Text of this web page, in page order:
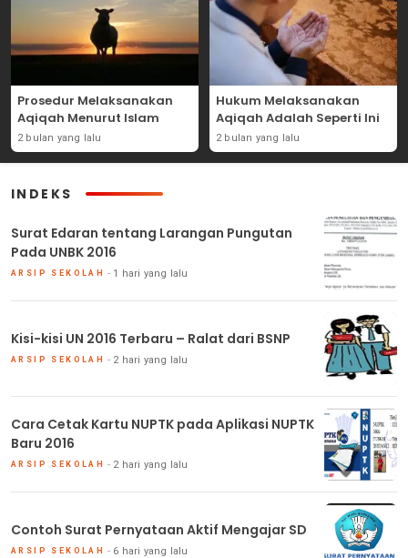
Prosedur Melaksanakan
Aqiqah Menurut Islam
2 bulan yang lalu
Hukum Melaksanakan
Aqiqah Adalah Seperti Ini
2 bulan yang lalu
INDEKS
Surat Edaran tentang Larangan Pungutan
Pada UNBK 2016
ARSIP SEKOLAH 1 hari yang lalu
Kisi-kisi UN 2016 Terbaru – Ralat dari BSNP
ARSIP SEKOLAH 2 hari yang lalu
Cara Cetak Kartu NUPTK pada Aplikasi NUPTK
Baru 2016
ARSIP SEKOLAH 2 hari yang lalu
Contoh Surat Pernyataan Aktif Mengajar SD
ARSIP SEKOLAH 6 hari yang lalu